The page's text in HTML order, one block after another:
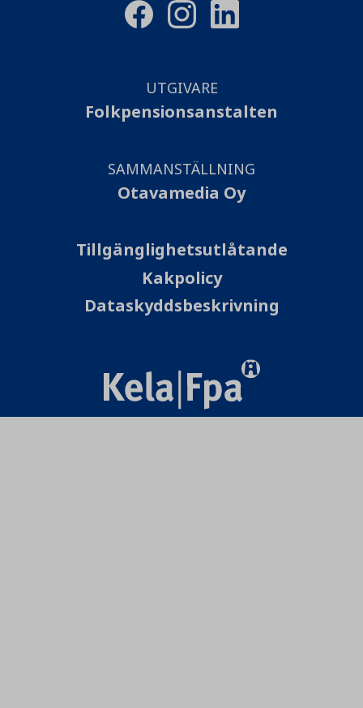
UTGIVARE
Folkpensionsanstalten
SAMMANSTÄLLNING
Otavamedia Oy
Tillgänglighetsutlåtande
Kakpolicy
Dataskyddsbeskrivning